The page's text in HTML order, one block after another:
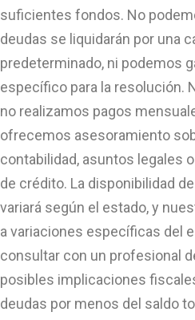
suficientes fondos. No
deudas se liquidarán por una
predeterminado, ni podemos
específico para la resolución.
no realizamos pagos
ofrecemos asesoramiento
contabilidad, asuntos legales
de crédito. La disponibilidad
variará según el estado, y
a variaciones específicas del
consultar con un profesional
posibles implicaciones
deudas por menos del saldo